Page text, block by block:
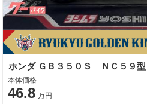
本体価格
46.8 万円